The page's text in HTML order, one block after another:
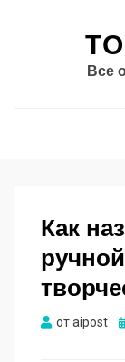
Все
Как
отaipost